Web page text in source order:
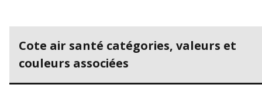
Cote air santé catégories, valeurs et
couleurs associées